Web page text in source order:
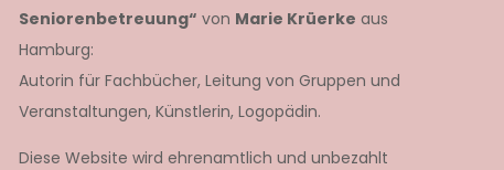
Seniorenbetreuung“ von Marie Krüerke aus
Hamburg:
Autorin für Fachbücher, Leitung von Gruppen und
Veranstaltungen, Künstlerin, Logopädin.
Diese Website wird ehrenamtlich und unbezahlt